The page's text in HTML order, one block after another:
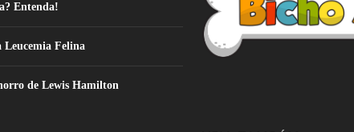
Entenda!
Leucemia Felina
de Lewis Hamilton